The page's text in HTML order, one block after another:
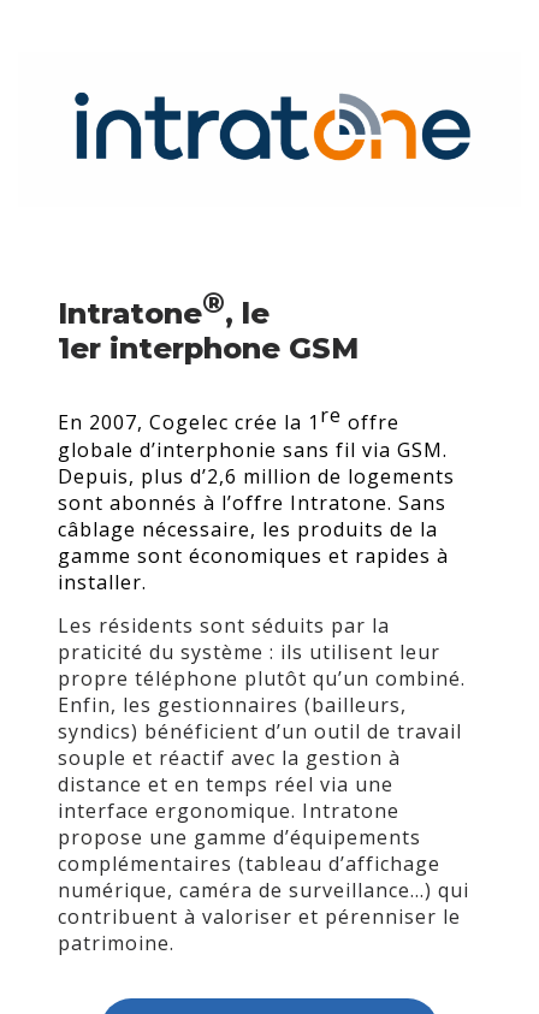
Intratone®, le
1er interphone GSM
En 2007, Cogelec crée la 1 re offre
globale d’interphonie sans fil via GSM.
Depuis, plus d’2,6 million de logements
sont abonnés à l’offre Intratone. Sans
câblage nécessaire, les produits de la
gamme sont économiques et rapides à
installer.
Les résidents sont séduits par la
praticité du système : ils utilisent leur
propre téléphone plutôt qu’un combiné.
Enfin, les gestionnaires (bailleurs,
syndics) bénéficient d’un outil de travail
souple et réactif avec la gestion à
distance et en temps réel via une
interface ergonomique. Intratone
propose une gamme d’équipements
complémentaires (tableau d’affichage
numérique, caméra de surveillance…) qui
contribuent à valoriser et pérenniser le
patrimoine.